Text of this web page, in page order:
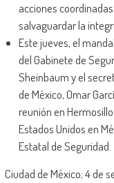
acciones
salvaguardar la
Este jueves, el
del Gabinete de
Sheinbaum y el
de México, Omar
reunión en
Estados Unidos en
Estatal de Seguridad.
Ciudad de México; 4 de